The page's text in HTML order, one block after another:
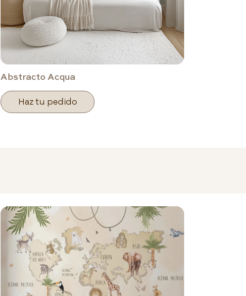
Abstracto Acqua
Haz tu pedido